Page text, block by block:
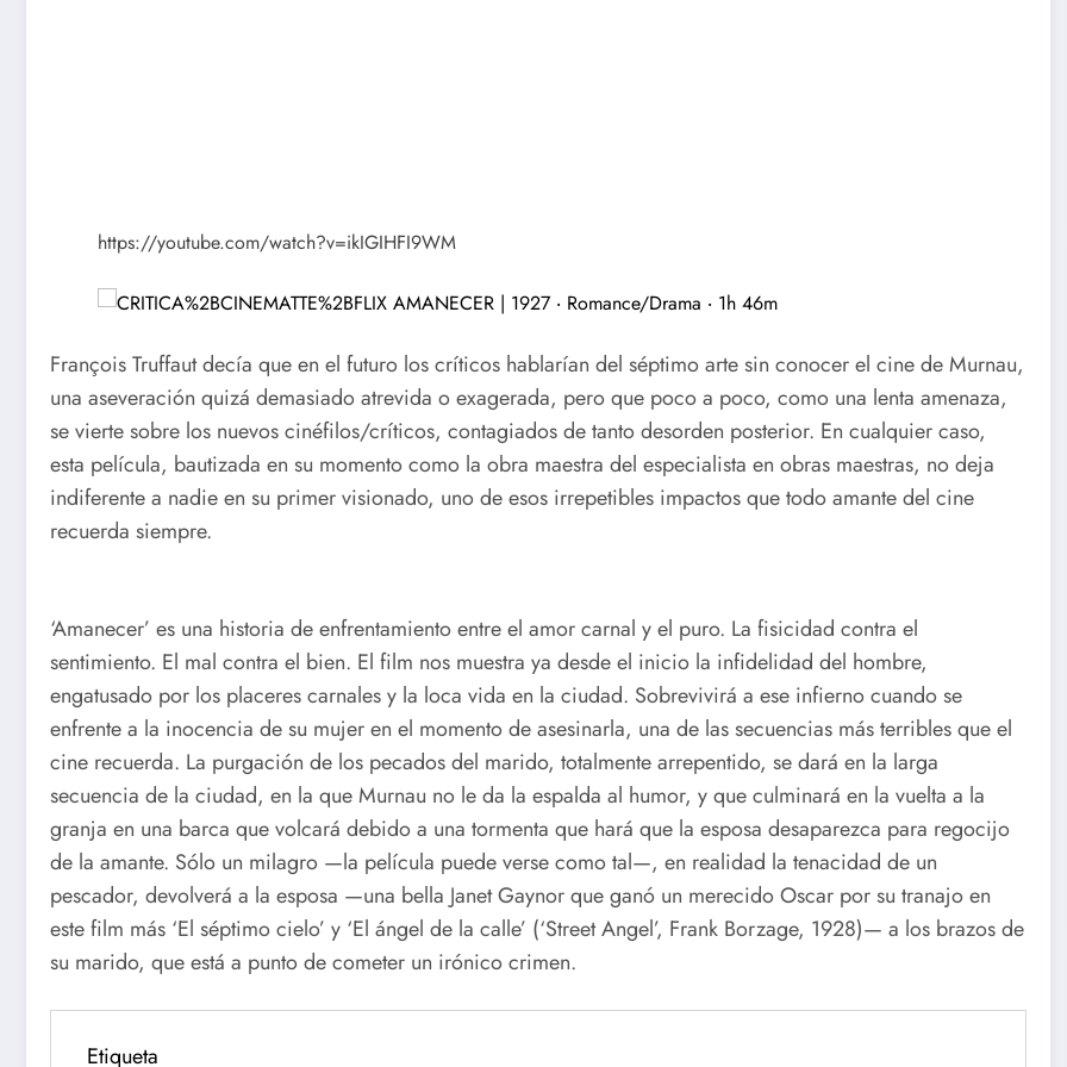
https://youtube.com/watch?v=ikIGIHFI9WM
François Truffaut decía que en el futuro los críticos hablarían del séptimo arte sin conocer el cine de Murnau,
una aseveración quizá demasiado atrevida o exagerada, pero que poco a poco, como una lenta amenaza,
se vierte sobre los nuevos cinéfilos/críticos, contagiados de tanto desorden posterior. En cualquier caso,
esta película, bautizada en su momento como la obra maestra del especialista en obras maestras, no deja
indiferente a nadie en su primer visionado, uno de esos irrepetibles impactos que todo amante del cine
recuerda siempre.
‘Amanecer’ es una historia de enfrentamiento entre el amor carnal y el puro. La fisicidad contra el
sentimiento. El mal contra el bien. El film nos muestra ya desde el inicio la infidelidad del hombre,
engatusado por los placeres carnales y la loca vida en la ciudad. Sobrevivirá a ese infierno cuando se
enfrente a la inocencia de su mujer en el momento de asesinarla, una de las secuencias más terribles que el
cine recuerda. La purgación de los pecados del marido, totalmente arrepentido, se dará en la larga
secuencia de la ciudad, en la que Murnau no le da la espalda al humor, y que culminará en la vuelta a la
granja en una barca que volcará debido a una tormenta que hará que la esposa desaparezca para regocijo
de la amante. Sólo un milagro —la película puede verse como tal—, en realidad la tenacidad de un
pescador, devolverá a la esposa —una bella Janet Gaynor que ganó un merecido Oscar por su tranajo en
este film más ‘El séptimo cielo’ y ‘El ángel de la calle’ (‘Street Angel’, Frank Borzage, 1928)— a los brazos de
su marido, que está a punto de cometer un irónico crimen.
Etiqueta